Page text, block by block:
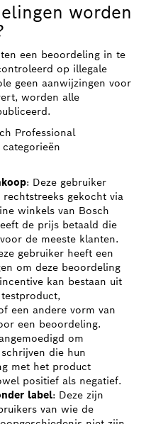
worden
een beoordeling in te
op illegale
geen aanwijzingen voor
worden alle
Professional
: Deze gebruiker
gekocht via
winkels van Bosch
de prijs betaald die
de meeste klanten.
gebruiker heeft een
om deze beoordeling
kan bestaan uit
een andere vorm van
een beoordeling.
om
die hun
met het product
positief als negatief.
label: Deze zijn
van wie de